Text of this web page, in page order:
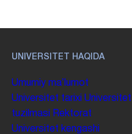
UNIVERSITET HAQIDA
Umumiy maʼlumot
Universitet tarixi Universitet
tuzilmasi Rektorat
Universitet kengashi